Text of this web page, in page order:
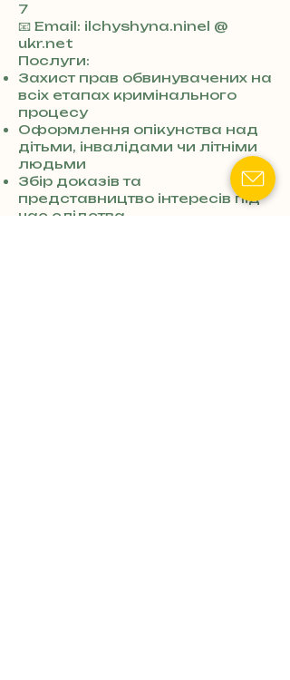
7
+
3
8
0
7
3
0
4
8
5
7
8
📧 Email: ilchyshyna.ninel @
ukr.net
Послуги:
Захист прав обвинувачених на
всіх етапах кримінального
процесу
Оформлення опікунства над
дітьми, інвалідами чи літніми
людьми
Збір доказів та
представництво інтересів під
час слідства